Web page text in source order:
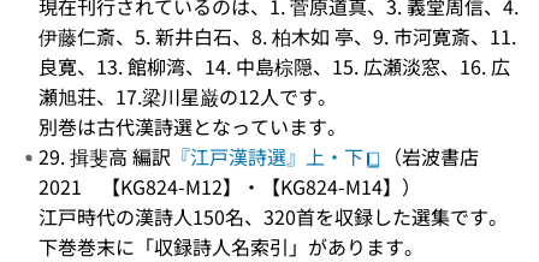
現在刊行されているのは、1. 菅原道真、3. 義堂周信、4.
伊藤仁斎、5. 新井白石、8. 柏木如 亭、9. 市河寛斎、11.
良寛、13. 館柳湾、14. 中島棕隠、15. 広瀬淡窓、16. 広
瀬旭荘、17.梁川星巌の12人です。
別巻は古代漢詩選となっています。
29. 揖斐高 編訳 『江戸漢詩選』上・下
（岩波書店
2021 【KG824-M12】・【KG824-M14】）
江戸時代の漢詩人150名、320首を収録した選集です。
下巻巻末に「収録詩人名索引」があります。